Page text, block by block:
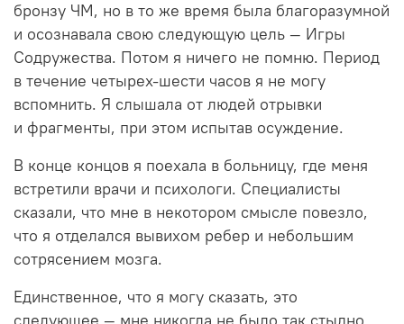
бронзу ЧМ, но в то же время была благоразумной
и осознавала свою следующую цель — Игры
Содружества. Потом я ничего не помню. Период
в течение четырех-шести часов я не могу
вспомнить. Я слышала от людей отрывки
и фрагменты, при этом испытав осуждение.
В конце концов я поехала в больницу, где меня
встретили врачи и психологи. Специалисты
сказали, что мне в некотором смысле повезло,
что я отделался вывихом ребер и небольшим
сотрясением мозга.
Единственное, что я могу сказать, это